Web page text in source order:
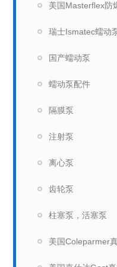
美国Masterflex防
瑞士Ismatec蠕动
国产蠕动泵
蠕动泵配件
隔膜泵
注射泵
离心泵
齿轮泵
柱塞泵，活塞泵
美国Coleparmer